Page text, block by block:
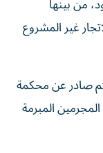
غير المشروع
صادر عن محكمة
المبرمة